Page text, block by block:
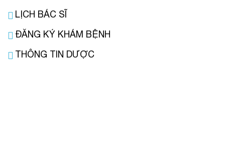
LỊCH BÁC SĨ
ĐĂNG KÝ KHÁM BỆNH
THÔNG TIN DƯỢC